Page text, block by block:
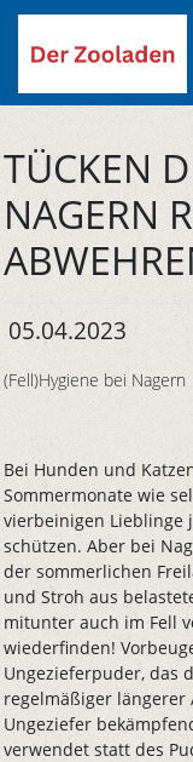
TÜCKEN
NAGERN
05.04.2023
(Fell)Hygiene bei Nagern
Bei Hunden und
Sommermonate wie
vierbeinigen Lieblinge
schützen. Aber bei
der sommerlichen
und Stroh aus
mitunter auch im Fell
wiederfinden!
Ungezieferpuder, das
regelmäßiger längerer
Ungeziefer
verwendet statt des